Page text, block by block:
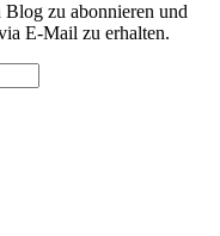
zu abonnieren und
E-Mail zu erhalten.